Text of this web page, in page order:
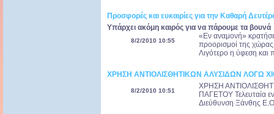
Προσφορές και ευκαιρίες για την Καθαρή
Υπάρχει ακόμη καιρός για να πάρουμε τα βουνά
8/2/2010 10:55
«Εν αναμονή»
προορισμοί της
Λιγότερο η ύφεση και
ΧΡΗΣΗ ΑΝΤΙΟΛΙΣΘΗΤΙΚΩΝ ΑΛΥΣΙΔΩΝ ΛΟΓΩ
8/2/2010 10:51
ΧΡΗΣΗ
ΠΑΓΕΤΟΥ Τελευταία
Διεύθυνση Ξάνθης